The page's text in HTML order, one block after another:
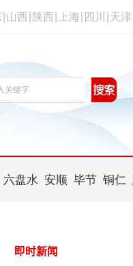
山西 陕西 上海 四川 天津
六盘水 安顺 毕节 铜仁
即时新闻